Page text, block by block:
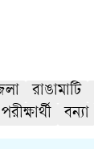
রাঙামাটি
পরীক্ষার্থী বন্যা